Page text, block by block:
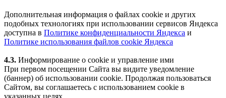
Дополнительная информация о файлах cookie и других
подобных технологиях при использовании сервисов Яндекса
доступна в Политике конфиденциальности Яндекса и
Политике использования файлов cookie Яндекса
4.3. Информирование о cookie и управление ими
При первом посещении Сайта вы видите уведомление
(баннер) об использовании cookie. Продолжая пользоваться
Сайтом, вы соглашаетесь с использованием cookie в
указанных целях.